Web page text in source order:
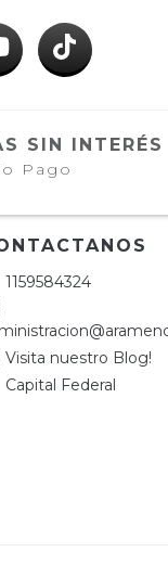
SIN INTERÉS
Pago
1159584324
Visita nuestro Blog!
Capital Federal